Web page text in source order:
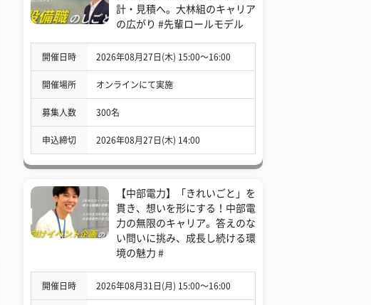
計・見積へ。大林組のキャリア
の広がり #先輩ロールモデル
開催日時 2026年08月27日(木) 15:00〜16:00
開催場所 オンラインにて実施
募集人数 300名
申込締切 2026年08月27日(木) 14:00
【中部電力】「きれいごと」を
貫き、想いを形にする！中部電
力の無限のキャリア。答えのな
い問いに挑み、成長し続ける環
境の魅力 #
開催日時 2026年08月31日(月) 15:00〜16:00